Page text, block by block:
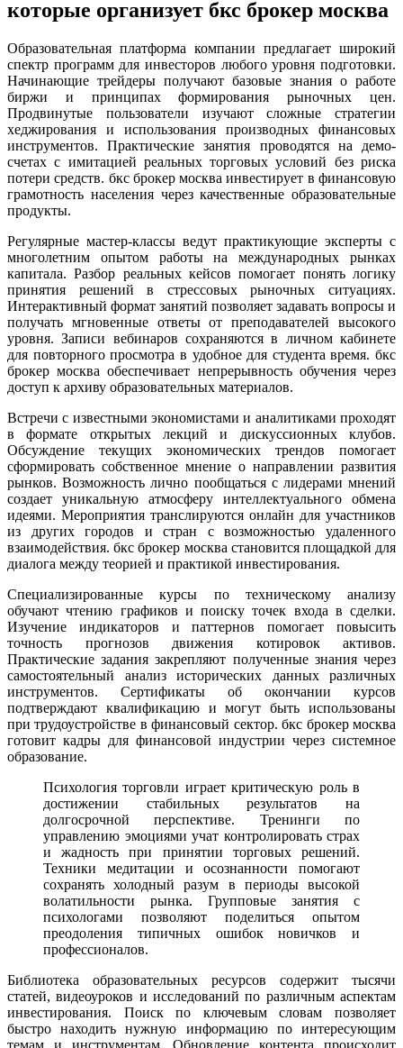
которые организует бкс брокер москва
Образовательная платформа компании предлагает широкий
спектр программ для инвесторов любого уровня подготовки.
Начинающие трейдеры получают базовые знания о работе
биржи и принципах формирования рыночных цен.
Продвинутые пользователи изучают сложные стратегии
хеджирования и использования производных финансовых
инструментов. Практические занятия проводятся на демо-
счетах с имитацией реальных торговых условий без риска
потери средств. бкс брокер москва инвестирует в финансовую
грамотность населения через качественные образовательные
продукты.
Регулярные мастер-классы ведут практикующие эксперты с
многолетним опытом работы на международных рынках
капитала. Разбор реальных кейсов помогает понять логику
принятия решений в стрессовых рыночных ситуациях.
Интерактивный формат занятий позволяет задавать вопросы и
получать мгновенные ответы от преподавателей высокого
уровня. Записи вебинаров сохраняются в личном кабинете
для повторного просмотра в удобное для студента время. бкс
брокер москва обеспечивает непрерывность обучения через
доступ к архиву образовательных материалов.
Встречи с известными экономистами и аналитиками проходят
в формате открытых лекций и дискуссионных клубов.
Обсуждение текущих экономических трендов помогает
сформировать собственное мнение о направлении развития
рынков. Возможность лично пообщаться с лидерами мнений
создает уникальную атмосферу интеллектуального обмена
идеями. Мероприятия транслируются онлайн для участников
из других городов и стран с возможностью удаленного
взаимодействия. бкс брокер москва становится площадкой для
диалога между теорией и практикой инвестирования.
Специализированные курсы по техническому анализу
обучают чтению графиков и поиску точек входа в сделки.
Изучение индикаторов и паттернов помогает повысить
точность прогнозов движения котировок активов.
Практические задания закрепляют полученные знания через
самостоятельный анализ исторических данных различных
инструментов. Сертификаты об окончании курсов
подтверждают квалификацию и могут быть использованы
при трудоустройстве в финансовый сектор. бкс брокер москва
готовит кадры для финансовой индустрии через системное
образование.
Психология торговли играет критическую роль в
достижении стабильных результатов на
долгосрочной перспективе. Тренинги по
управлению эмоциями учат контролировать страх
и жадность при принятии торговых решений.
Техники медитации и осознанности помогают
сохранять холодный разум в периоды высокой
волатильности рынка. Групповые занятия с
психологами позволяют поделиться опытом
преодоления типичных ошибок новичков и
профессионалов.
Библиотека образовательных ресурсов содержит тысячи
статей, видеоуроков и исследований по различным аспектам
инвестирования. Поиск по ключевым словам позволяет
быстро находить нужную информацию по интересующим